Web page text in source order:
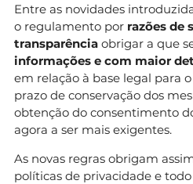
Entre as novidades
o regulamento por razões de
transparência obrigar a que
informações e com maior
em relação à base legal para
prazo de conservação dos
obtenção do consentimento
agora a ser mais exigentes.
As novas regras obrigam
políticas de privacidade e